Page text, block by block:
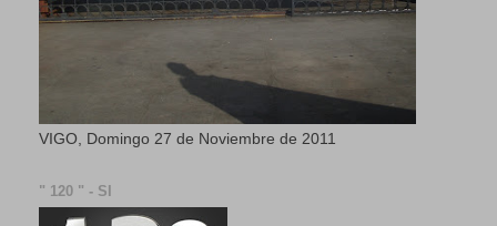
VIGO, Domingo 27 de Noviembre de 2011
" 120 " - SI